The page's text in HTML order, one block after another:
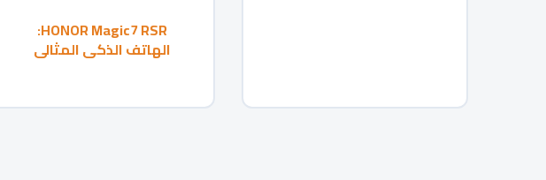
HONOR Magic7 RSR:
الهاتف الذكي المثالي